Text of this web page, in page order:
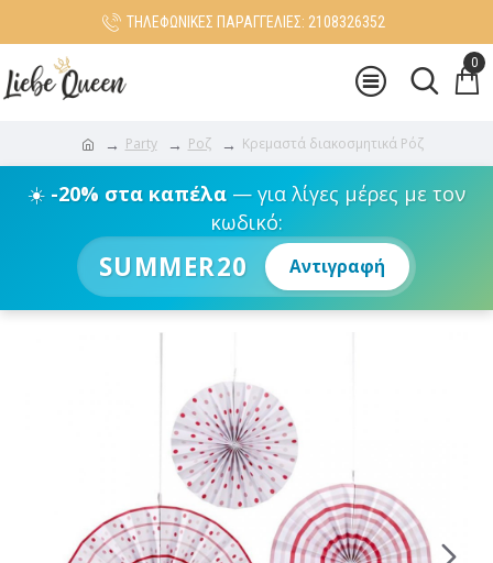
ΤΗΛΕΦΩΝΙΚΕΣ ΠΑΡΑΓΓΕΛΙΕΣ: 2108326352
0
Party Ροζ Κρεμαστά διακοσμητικά Ρόζ
☀️ -20% στα καπέλα— για λίγες μέρες με τον
κωδικό:
SUMMER20 Αντιγραφή